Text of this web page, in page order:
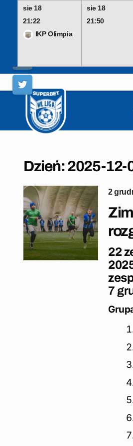
sie 18
21:22
IKP Olimpia
sie 18
21:50
Skip
content
Dzień:2025-12-
2
22
7